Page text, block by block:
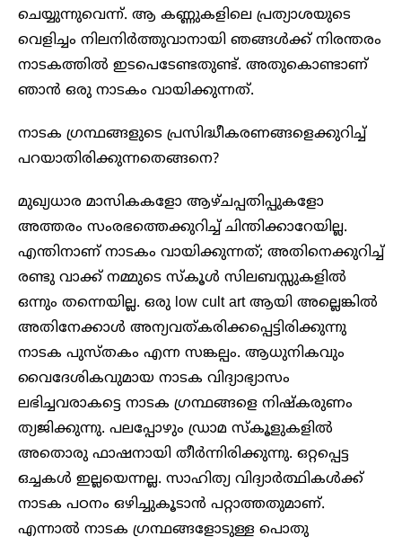
ചെയ്യുന്നുവെന്ന്. ആ കണ്ണുകളിലെ പ്രത്യാശയുടെ
വെളിച്ചം നിലനിർത്തുവാനായി ഞങ്ങൾക്ക് നിരന്തരം
നാടകത്തിൽ ഇടപെടേണ്ടതുണ്ട്. അതുകൊണ്ടാണ്
ഞാൻ ഒരു നാടകം വായിക്കുന്നത്.
നാടക ഗ്രന്ഥങ്ങളുടെ പ്രസിദ്ധീകരണങ്ങളെക്കുറിച്ച്
പറയാതിരിക്കുന്നതെങ്ങനെ?
മുഖ്യധാര മാസികകളോ ആഴ്ചപ്പതിപ്പുകളോ
അത്തരം സംരഭത്തെക്കുറിച്ച് ചിന്തിക്കാറേയില്ല.
എന്തിനാണ് നാടകം വായിക്കുന്നത്; അതിനെക്കുറിച്ച്
രണ്ടു വാക്ക് നമ്മുടെ സ്കൂൾ സിലബസ്സുകളിൽ
ഒന്നും തന്നെയില്ല. ഒരു low cult art ആയി അല്ലെങ്കിൽ
അതിനേക്കാൾ അന്യവത്കരിക്കപ്പെട്ടിരിക്കുന്നു
നാടക പുസ്തകം എന്ന സങ്കല്പം. ആധുനികവും
വൈദേശികവുമായ നാടക വിദ്യാഭ്യാസം
ലഭിച്ചവരാകട്ടെ നാടക ഗ്രന്ഥങ്ങളെ നിഷ്കരുണം
ത്യജിക്കുന്നു. പലപ്പോഴും ഡ്രാമ സ്കൂളുകളിൽ
അതൊരു ഫാഷനായി തീർന്നിരിക്കുന്നു. ഒറ്റപ്പെട്ട
ഒച്ചകൾ ഇല്ലയെന്നല്ല. സാഹിത്യ വിദ്യാർത്ഥികൾക്ക്
നാടക പഠനം ഒഴിച്ചുകൂടാൻ പറ്റാത്തതുമാണ്.
എന്നാൽ നാടക ഗ്രന്ഥങ്ങളോടുള്ള പൊതു